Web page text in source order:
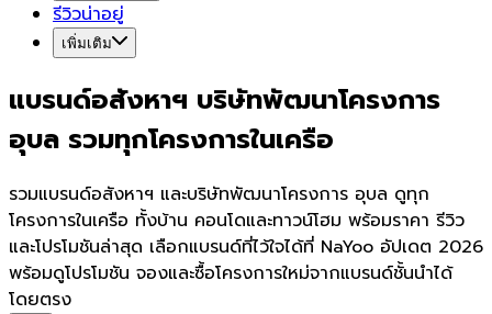
รีวิวน่าอยู่
เพิ่มเติม
แบรนด์อสังหาฯ บริษัทพัฒนาโครงการ
อุบล รวมทุกโครงการในเครือ
รวมแบรนด์อสังหาฯ และบริษัทพัฒนาโครงการ อุบล ดูทุก
โครงการในเครือ ทั้งบ้าน คอนโดและทาวน์โฮม พร้อมราคา รีวิว
และโปรโมชันล่าสุด เลือกแบรนด์ที่ไว้ใจได้ที่ NaYoo อัปเดต 2026
พร้อมดูโปรโมชัน จองและซื้อโครงการใหม่จากแบรนด์ชั้นนำได้
โดยตรง